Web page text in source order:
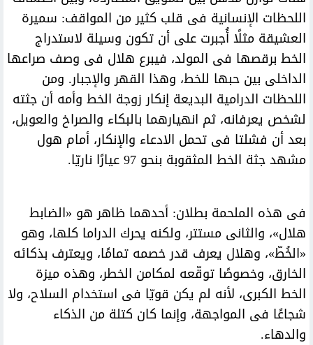
اللحظات الإنسانية فى قلب كثير من المواقف: سميرة
العشيقة مثلًا أُجبرت على أن تكون وسيلة لاستدراج
الخط برقصها فى المولد، فيبرع هلال فى وصف صراعها
الداخلى بين حبها للخط، وهذا القهر والإجبار. ومن
اللحظات الدرامية البديعة إنكار زوجة الخط وأمه أن جثته
لشخص يعرفانه، ثم انهيارهما بالبكاء والصراخ والعويل،
بعد أن فشلتا فى تحمل الادعاء والإنكار، أمام هول
مشهد جثة الخط المثقوبة بنحو 97 عيارًا ناريّا.
فى هذه الملحمة بطلان: أحدهما ظاهر هو «الضابط
هلال»، والثانى مستتر، ولكنه يحرك الدراما كلها، وهو
«الخُطّ»، وهلال يعرف قدر خصمه تمامًا، ويعترف بذكائه
الخارق، وخصوصًا توقّعه لمكامن الخطر، وهذه ميزة
الخط الكبرى، لأنه لم يكن قويّا فى استخدام السلاح، ولا
شجاعًا فى المواجهة، وإنما كان كتلة من الذكاء
والدهاء.